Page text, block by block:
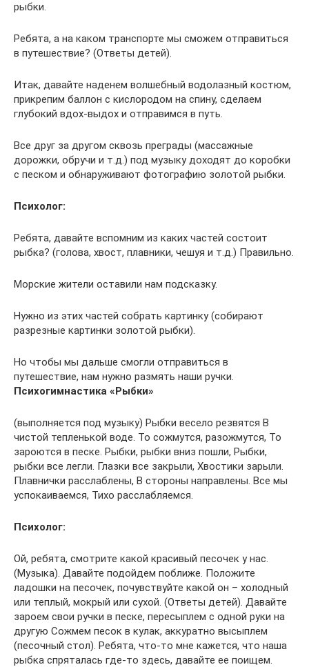
рыбки.
Ребята, а на каком транспорте мы сможем отправиться
в путешествие? (Ответы детей).
Итак, давайте наденем волшебный водолазный костюм,
прикрепим баллон с кислородом на спину, сделаем
глубокий вдох-выдох и отправимся в путь.
Все друг за другом сквозь преграды (массажные
дорожки, обручи и т.д.) под музыку доходят до коробки
с песком и обнаруживают фотографию золотой рыбки.
Психолог:
Ребята, давайте вспомним из каких частей состоит
рыбка? (голова, хвост, плавники, чешуя и т.д.) Правильно.
Морские жители оставили нам подсказку.
Нужно из этих частей собрать картинку (собирают
разрезные картинки золотой рыбки).
Но чтобы мы дальше смогли отправиться в
путешествие, нам нужно размять наши ручки.
Психогимнастика «Рыбки»
(выполняется под музыку) Рыбки весело резвятся В
чистой тепленькой воде. То сожмутся, разожмутся, То
зароются в песке. Рыбки, рыбки вниз пошли, Рыбки,
рыбки все легли. Глазки все закрыли, Хвостики зарыли.
Плавнички расслаблены, В стороны направлены. Все мы
успокаиваемся, Тихо расслабляемся.
Психолог:
Ой, ребята, смотрите какой красивый песочек у нас.
(Музыка). Давайте подойдем поближе. Положите
ладошки на песочек, почувствуйте какой он – холодный
или теплый, мокрый или сухой. (Ответы детей). Давайте
зароем свои ручки в песке, пересыплем с одной руки на
другую Сожмем песок в кулак, аккуратно высыплем
(песочный стол). Ребята, что-то мне кажется, что наша
рыбка спряталась где-то здесь, давайте ее поищем.